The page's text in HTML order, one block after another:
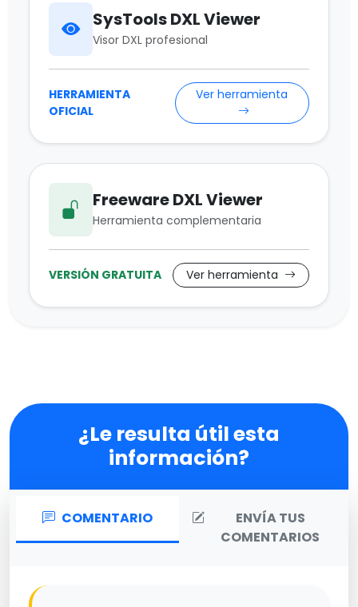
SysTools DXL Viewer
Visor DXL profesional
HERRAMIENTA
OFICIAL
Ver herramienta
Freeware DXL Viewer
Herramienta complementaria
VERSIÓN GRATUITA Ver herramienta
¿Le resulta útil esta
información?
COMENTARIO
ENVÍA TUS
COMENTARIOS